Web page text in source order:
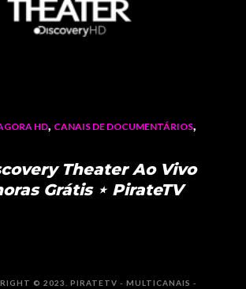
HD, CANAIS DE DOCUMENTÁRIOS,
Theater Ao Vivo
Grátis ⋆ PirateTV
© 2023. PIRATETV - MULTICANAIS -